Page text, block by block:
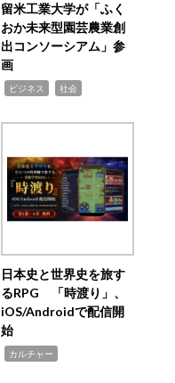
留米工業大学が「ふく
おか未来型園芸農業創
出コンソーシアム」参
画
ビジネス 社会
日本史と世界史を旅す
るRPG 「時渡り」、
iOS/Androidで配信開
始
カルチャー